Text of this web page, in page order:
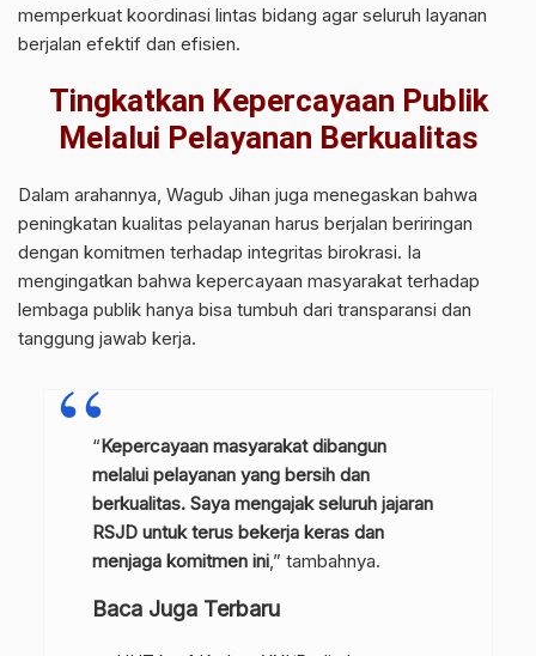
memperkuat koordinasi lintas bidang agar seluruh layanan
berjalan efektif dan efisien.
Tingkatkan Kepercayaan Publik
Melalui Pelayanan Berkualitas
Dalam arahannya, Wagub Jihan juga menegaskan bahwa
peningkatan kualitas pelayanan harus berjalan beriringan
dengan komitmen terhadap integritas birokrasi. Ia
mengingatkan bahwa kepercayaan masyarakat terhadap
lembaga publik hanya bisa tumbuh dari transparansi dan
tanggung jawab kerja.
“Kepercayaan masyarakat dibangun
melalui pelayanan yang bersih dan
berkualitas. Saya mengajak seluruh jajaran
RSJD untuk terus bekerja keras dan
menjaga komitmen ini,” tambahnya.
Baca Juga Terbaru